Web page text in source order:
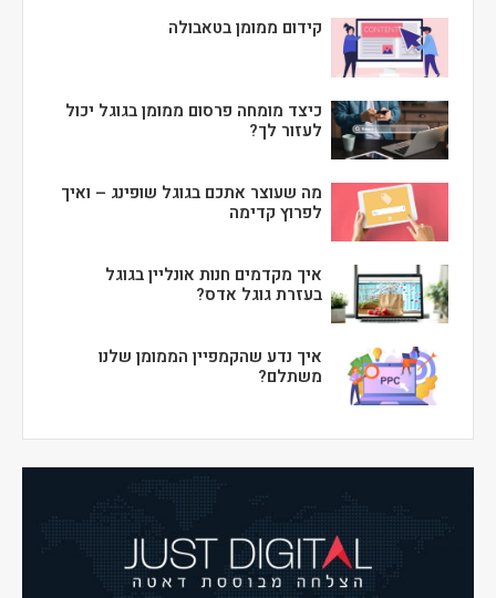
קידום ממומן בטאבולה
כיצד מומחה פרסום ממומן בגוגל יכול
לעזור לך?
מה שעוצר אתכם בגוגל שופינג – ואיך
לפרוץ קדימה
איך מקדמים חנות אונליין בגוגל
בעזרת גוגל אדס?
איך נדע שהקמפיין הממומן שלנו
משתלם?